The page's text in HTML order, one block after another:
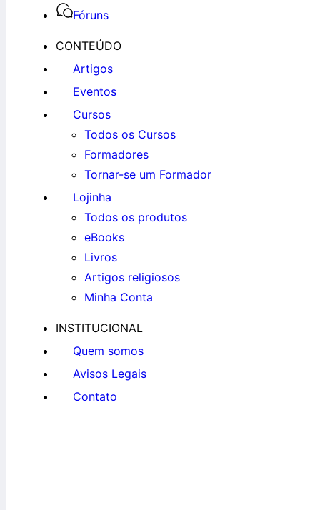
Fóruns
CONTEÚDO
Artigos
Eventos
Cursos
Todos os Cursos
Formadores
Tornar-se um Formador
Lojinha
Todos os produtos
eBooks
Livros
Artigos religiosos
Minha Conta
INSTITUCIONAL
Quem somos
Avisos Legais
Contato